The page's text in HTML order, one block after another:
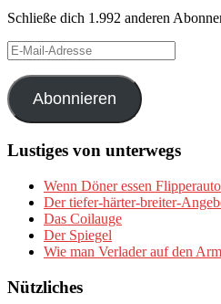
Schließe dich 1.992 anderen
E-
Mail-
Adresse
Abonnieren
Lustiges von unterwegs
Wenn Döner essen
Der tiefer-härter-breiter-
Das Coilauge
Der Spiegel
Wie man Verlader auf den
Nützliches